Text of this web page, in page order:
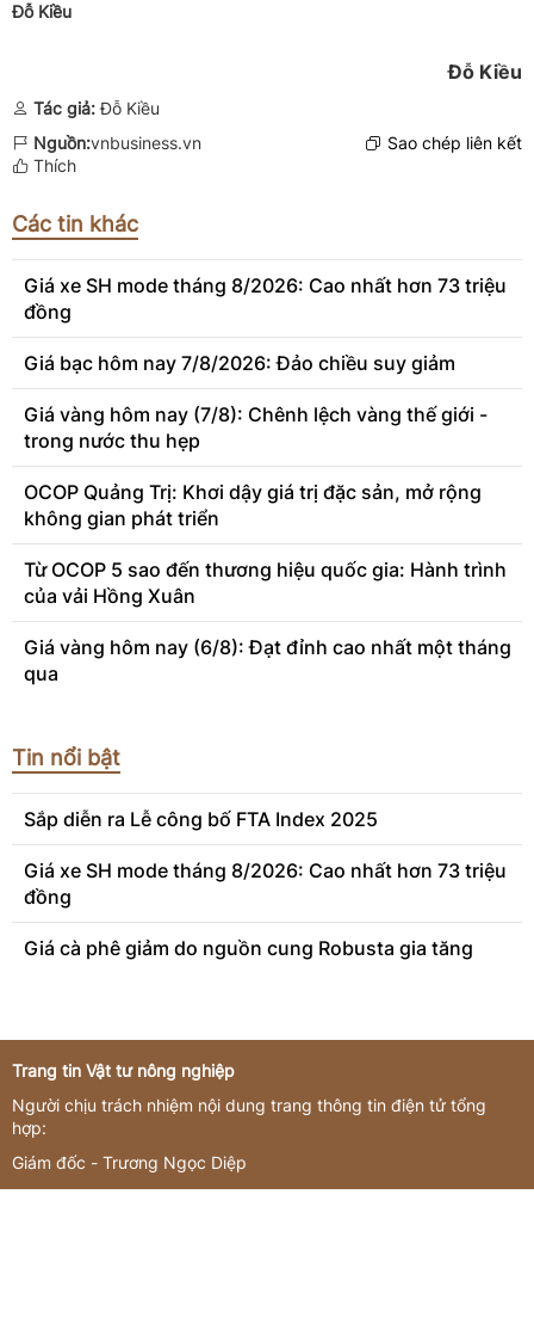
Đỗ Kiều
Đỗ Kiều
Tác giả:Đỗ Kiều
Nguồn:vnbusiness.vn
Sao chép liên kết
Thích
Các tin khác
Giá xe SH mode tháng 8/2026: Cao nhất hơn 73 triệu
đồng
Giá bạc hôm nay 7/8/2026: Đảo chiều suy giảm
Giá vàng hôm nay (7/8): Chênh lệch vàng thế giới -
trong nước thu hẹp
OCOP Quảng Trị: Khơi dậy giá trị đặc sản, mở rộng
không gian phát triển
Từ OCOP 5 sao đến thương hiệu quốc gia: Hành trình
của vải Hồng Xuân
Giá vàng hôm nay (6/8): Đạt đỉnh cao nhất một tháng
qua
Tin nổi bật
Sắp diễn ra Lễ công bố FTA Index 2025
Giá xe SH mode tháng 8/2026: Cao nhất hơn 73 triệu
đồng
Giá cà phê giảm do nguồn cung Robusta gia tăng
Trang tin Vật tư nông nghiệp
Người chịu trách nhiệm nội dung trang thông tin điện tử tổng
hợp:
Giám đốc - Trương Ngọc Diệp